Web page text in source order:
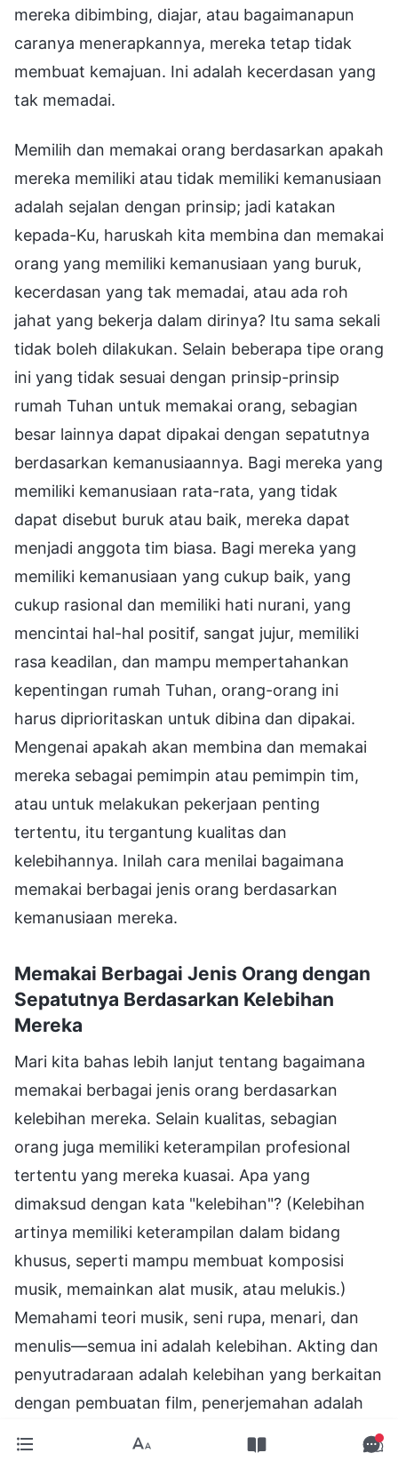
mereka dibimbing, diajar, atau bagaimanapun
caranya menerapkannya, mereka tetap tidak
membuat kemajuan. Ini adalah kecerdasan yang
tak memadai.
Memilih dan memakai orang berdasarkan apakah
mereka memiliki atau tidak memiliki kemanusiaan
adalah sejalan dengan prinsip; jadi katakan
kepada-Ku, haruskah kita membina dan memakai
orang yang memiliki kemanusiaan yang buruk,
kecerdasan yang tak memadai, atau ada roh
jahat yang bekerja dalam dirinya? Itu sama sekali
tidak boleh dilakukan. Selain beberapa tipe orang
ini yang tidak sesuai dengan prinsip-prinsip
rumah Tuhan untuk memakai orang, sebagian
besar lainnya dapat dipakai dengan sepatutnya
berdasarkan kemanusiaannya. Bagi mereka yang
memiliki kemanusiaan rata-rata, yang tidak
dapat disebut buruk atau baik, mereka dapat
menjadi anggota tim biasa. Bagi mereka yang
memiliki kemanusiaan yang cukup baik, yang
cukup rasional dan memiliki hati nurani, yang
mencintai hal-hal positif, sangat jujur, memiliki
rasa keadilan, dan mampu mempertahankan
kepentingan rumah Tuhan, orang-orang ini
harus diprioritaskan untuk dibina dan dipakai.
Mengenai apakah akan membina dan memakai
mereka sebagai pemimpin atau pemimpin tim,
atau untuk melakukan pekerjaan penting
tertentu, itu tergantung kualitas dan
kelebihannya. Inilah cara menilai bagaimana
memakai berbagai jenis orang berdasarkan
kemanusiaan mereka.
Memakai Berbagai Jenis Orang dengan
Sepatutnya Berdasarkan Kelebihan
Mereka
Mari kita bahas lebih lanjut tentang bagaimana
memakai berbagai jenis orang berdasarkan
kelebihan mereka. Selain kualitas, sebagian
orang juga memiliki keterampilan profesional
tertentu yang mereka kuasai. Apa yang
dimaksud dengan kata "kelebihan"? (Kelebihan
artinya memiliki keterampilan dalam bidang
khusus, seperti mampu membuat komposisi
musik, memainkan alat musik, atau melukis.)
Memahami teori musik, seni rupa, menari, dan
menulis—semua ini adalah kelebihan. Akting dan
penyutradaraan adalah kelebihan yang berkaitan
dengan pembuatan film, penerjemahan adalah
kelebihan linguistik, dan pembuatan video serta
efek khusus juga merupakan kelebihan dalam